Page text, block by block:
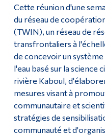
Cette réunion d'une
du réseau de
(TWIN), un réseau de
transfrontaliers à
de concevoir un
l'eau basé sur la science
rivière Kaboul,
mesures visant à
communautaire et
stratégies de
communauté et